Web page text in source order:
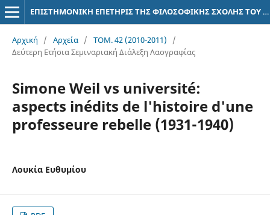
ΕΠΙΣΤΗΜΟΝΙΚΗ ΕΠΕΤΗΡΙΣ ΤΗΣ ΦΙΛΟΣΟΦΙΚΗΣ ΣΧΟΛΗΣ ΤΟΥ ΠΑΝΕΠΙΣΤΗΜΙΟΥ ΑΘΗΝΩΝ
Αρχική / Αρχεία / ΤΟΜ. 42 (2010-2011)
/
Δεύτερη Ετήσια Σεμιναριακή Διάλεξη Λαογραφίας
Simone Weil vs université:
aspects inédits de l'histoire d'une
professeure rebelle (1931-1940)
Λουκία Ευθυμίου